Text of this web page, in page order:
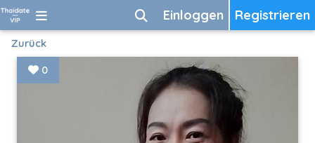
Registrieren
Einloggen
Zurück
0